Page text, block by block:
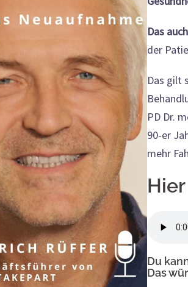
Das
der
Das gilt
PD Dr.
90-er
mehr
Du
Das